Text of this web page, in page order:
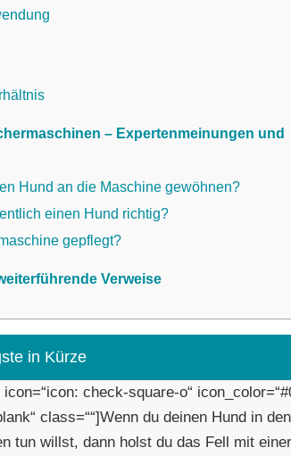
– Expertenmeinungen und
Hund an die Maschine gewöhnen?
einen Hund richtig?
gepflegt?
Verweise
in Kürze
check-square-o“
class=““]Wenn du deinen Hund in den
tun willst, dann holst du das Fell mit einer